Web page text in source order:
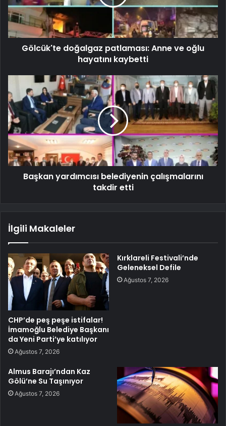
Gölcük'te doğalgaz patlaması: Anne ve oğlu
hayatını kaybetti
Başkan yardımcısı belediyenin çalışmalarını
takdir etti
İlgili Makaleler
CHP’de peş peşe istifalar!
İmamoğlu Belediye Başkanı
da Yeni Parti’ye katılıyor
Ağustos 7, 2026
Kırklareli Festivali’nde
Geleneksel Defile
Ağustos 7, 2026
Almus Barajı’ndan Kaz
Gölü’ne Su Taşınıyor
Ağustos 7, 2026